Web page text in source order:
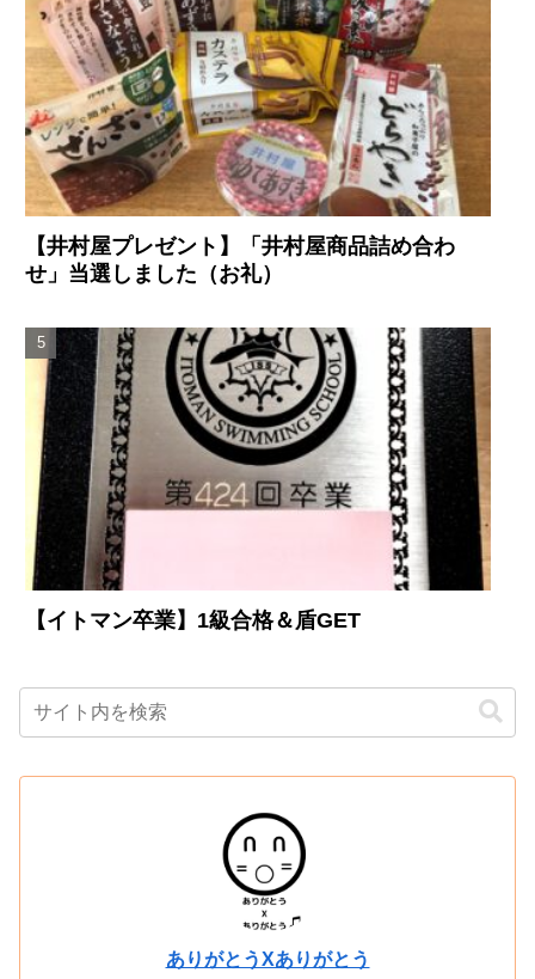
【井村屋プレゼント】「井村屋商品詰め合わ
せ」当選しました（お礼）
【イトマン卒業】1級合格＆盾GET
ありがとうXありがとう